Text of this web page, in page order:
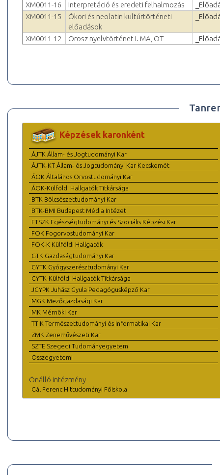
XM0011-16
Interpretáció és eredeti felhalmozás
XM0011-15
Ókori és neolatin kultúrtörténeti
előadások
XM0011-12 Orosz nyelvtörténet I. MA, OT
Képzések karonként
ÁJTK Állam- és Jogtudományi Kar
ÁJTK-KT Állam- és Jogtudományi Kar Kecskemét
ÁOK Általános Orvostudományi Kar
ÁOK-Külföldi Hallgatók Titkársága
BTK Bölcsészettudományi Kar
BTK-BMI Budapest Média Intézet
ETSZK Egészségtudományi és Szociális Képzési Kar
FOK Fogorvostudományi Kar
FOK-K Külföldi Hallgatók
GTK Gazdaságtudományi Kar
GYTK Gyógyszerésztudományi Kar
GYTK-Külföldi Hallgatók Titkársága
JGYPK Juhász Gyula Pedagógusképző Kar
MGK Mezőgazdasági Kar
MK Mérnöki Kar
TTIK Természettudományi és Informatikai Kar
ZMK Zeneművészeti Kar
SZTE Szegedi Tudományegyetem
Összegyetemi
Önálló intézmény
Gál Ferenc Hittudományi Főiskola